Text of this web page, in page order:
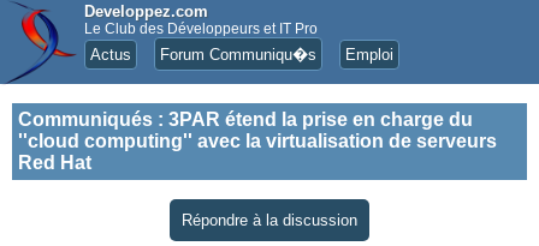
Developpez.com
Le Club des Développeurs et IT Pro
Actus Forum Communiqu�s Emploi
Communiqués : 3PAR étend la prise en charge du
''cloud computing'' avec la virtualisation de serveurs
Red Hat
Répondre à la discussion